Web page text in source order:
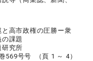
と高市政権の圧勝ー衆
課題
研究所
569号号 （頁 1 ～ 4）